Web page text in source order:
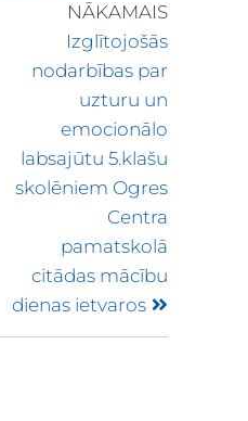
NĀKAMAIS
Izglītojošās
nodarbības par
uzturu un
emocionālo
labsajūtu 5.klašu
skolēniem Ogres
Centra
pamatskolā
citādas mācību
dienas ietvaros